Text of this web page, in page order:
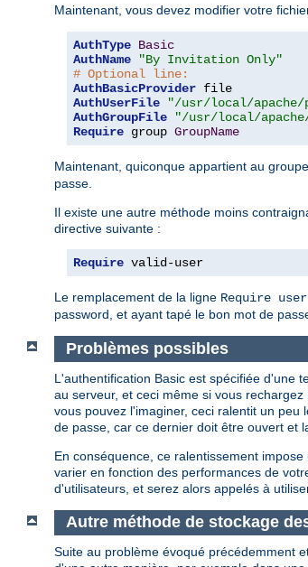
Maintenant, vous devez modifier votre
AuthType Basic
AuthName
"By Invitation Only"
# Optional line:
AuthBasicProvider
AuthUserFile
"/usr/local/apache/
AuthGroupFile
"/usr/local/apache/
Require group GroupName
Maintenant, quiconque appartient au groupe
passe.
Il existe une autre méthode moins
directive suivante :
Require valid-user
Le remplacement de la ligne Require
password, et ayant tapé le bon mot de
Problèmes possibles
L'authentification Basic est spécifiée d'une
au serveur, et ceci même si vous
vous pouvez l'imaginer, ceci ralentit un
de passe, car ce dernier doit être ouvert et
En conséquence, ce ralentissement
varier en fonction des performances de
d'utilisateurs, et serez alors appelés à
Autre méthode de stockage
Suite au problème évoqué précédemment